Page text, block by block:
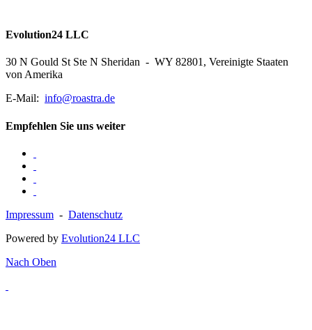
Evolution24 LLC
30 N Gould St Ste N Sheridan - WY 82801, Vereinigte Staaten
von Amerika
E-Mail: info@roastra.de
Empfehlen Sie uns weiter
Impressum - Datenschutz
Powered by Evolution24 LLC
Nach Oben